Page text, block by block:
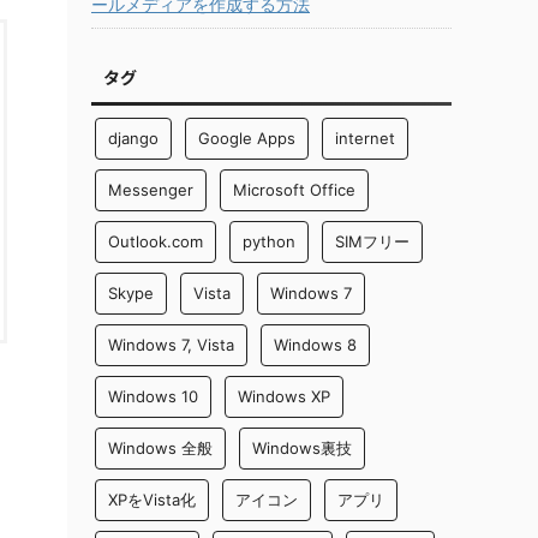
ールメディアを作成する方法
タグ
django Google Apps internet
Messenger Microsoft Office
Outlook.com python SIMフリー
Skype Vista Windows 7
Windows 7, Vista Windows 8
Windows 10 Windows XP
Windows 全般 Windows裏技
XPをVista化 アイコン アプリ